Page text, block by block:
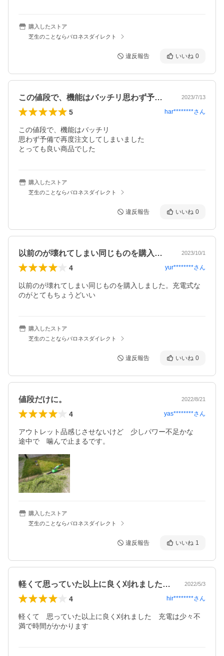
購入したストア
芝生のことならバロネスダイレクト
違反報告 いいね 0
この値段で、機能はバッチリ思わず予備で… 2023/7/13
5 har********さん
この値段で、機能はバッチリ
思わず予備で再度注文してしまいました
とっても良い商品でした
購入したストア
芝生のことならバロネスダイレクト
違反報告 いいね 0
以前のが壊れてしまい同じものを購入しま… 2023/10/1
4 yur********さん
以前のが壊れてしまい同じものを購入しました。充電式な
のがとてもちょうどいい
購入したストア
芝生のことならバロネスダイレクト
違反報告 いいね 0
値段だけに。 2022/8/21
4 yas********さん
アウトレット品感じさせないけど　少しパワー不足かな
途中で　噛んで止まるです。
購入したストア
芝生のことならバロネスダイレクト
違反報告 いいね 1
軽くて思っていた以上に良く刈れました充… 2022/5/3
4 hir********さん
軽くて　思っていた以上に良く刈れました　充電は少々不
満で時間がかかります